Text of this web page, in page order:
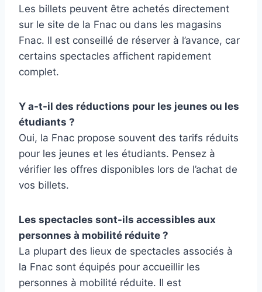
Les billets peuvent être achetés directement
sur le site de la Fnac ou dans les magasins
Fnac. Il est conseillé de réserver à l’avance, car
certains spectacles affichent rapidement
complet.
Y a-t-il des réductions pour les jeunes ou les
étudiants ?
Oui, la Fnac propose souvent des tarifs réduits
pour les jeunes et les étudiants. Pensez à
vérifier les offres disponibles lors de l’achat de
vos billets.
Les spectacles sont-ils accessibles aux
personnes à mobilité réduite ?
La plupart des lieux de spectacles associés à
la Fnac sont équipés pour accueillir les
personnes à mobilité réduite. Il est